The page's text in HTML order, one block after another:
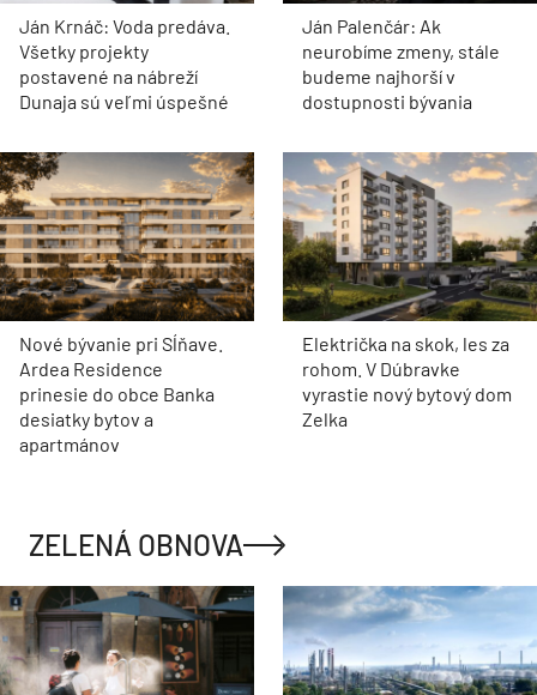
Ján Krnáč: Voda predáva.
Všetky projekty
postavené na nábreží
Dunaja sú veľmi úspešné
Ján Palenčár: Ak
neurobíme zmeny, stále
budeme najhorší v
dostupnosti bývania
Nové bývanie pri Sĺňave.
Ardea Residence
prinesie do obce Banka
desiatky bytov a
apartmánov
Električka na skok, les za
rohom. V Dúbravke
vyrastie nový bytový dom
Zelka
ZELENÁ OBNOVA